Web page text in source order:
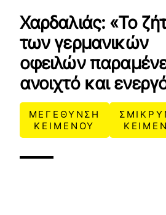
Χαρδαλιάς: «Το
των γερμανικών
οφειλών
ανοιχτό και
ΜΕΓΕΘΥΝΣΗ
ΚΕΙΜΕΝΟΥ